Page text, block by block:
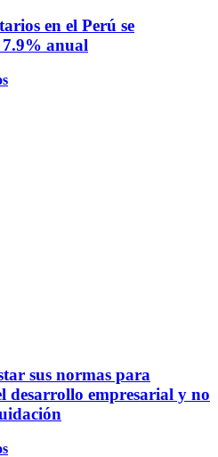
en el Perú se
anual
sus normas para
desarrollo empresarial y no